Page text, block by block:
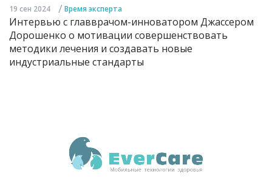
19 сен 2024 / Время эксперта
Интервью с главврачом-инноватором Джассером
Дорошенко о мотивации совершенствовать
методики лечения и создавать новые
индустриальные стандарты